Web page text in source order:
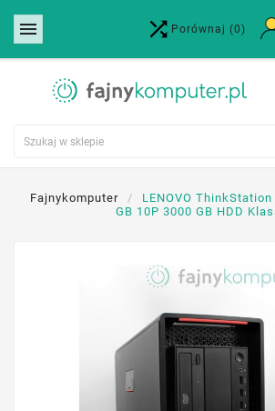
  Porównaj (0)
Fajnykomputer
LENOVO ThinkStation
GB 10P 3000 GB HDD
Utwórz listę życzeń
Nazwa listy życzeń
Anuluj Utwórz listę życzeń